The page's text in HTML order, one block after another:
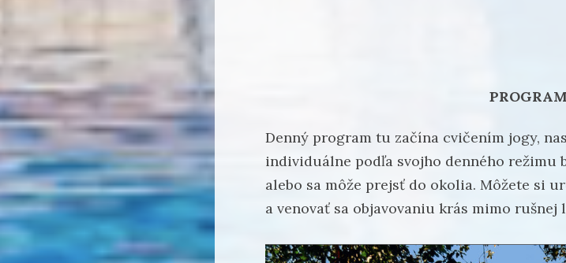
Denný program tu začína cvičením jogy,
individuálne podľa svojho denného režimu
alebo sa môže prejsť do okolia. Môžete si
a venovať sa objavovaniu krás mimo rušnej